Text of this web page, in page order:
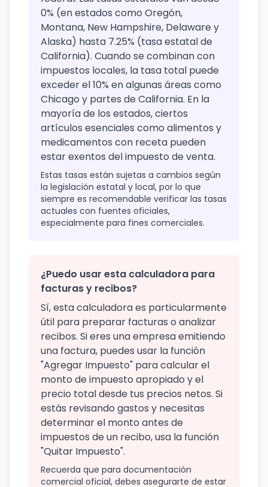
0% (en estados como Oregón,
Montana, New Hampshire, Delaware y
Alaska) hasta 7.25% (tasa estatal de
California). Cuando se combinan con
impuestos locales, la tasa total puede
exceder el 10% en algunas áreas como
Chicago y partes de California. En la
mayoría de los estados, ciertos
artículos esenciales como alimentos y
medicamentos con receta pueden
estar exentos del impuesto de venta.
Estas tasas están sujetas a cambios según
la legislación estatal y local, por lo que
siempre es recomendable verificar las tasas
actuales con fuentes oficiales,
especialmente para fines comerciales.
¿Puedo usar esta calculadora para
facturas y recibos?
Sí, esta calculadora es particularmente
útil para preparar facturas o analizar
recibos. Si eres una empresa emitiendo
una factura, puedes usar la función
"Agregar Impuesto" para calcular el
monto de impuesto apropiado y el
precio total desde tus precios netos. Si
estás revisando gastos y necesitas
determinar el monto antes de
impuestos de un recibo, usa la función
"Quitar Impuesto".
Recuerda que para documentación
comercial oficial, debes asegurarte de estar